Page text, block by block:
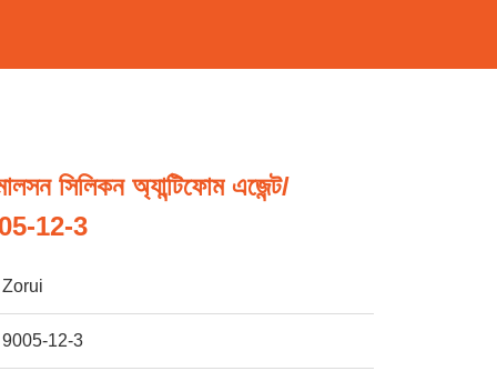
সিলিকন অ্যান্টিফোম এজেন্ট/
12-3
Zorui
9005-12-3